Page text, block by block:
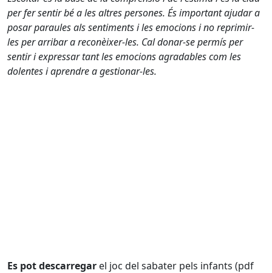
per fer sentir bé a les altres persones. És important ajudar a
posar paraules als sentiments i les emocions i no reprimir-
les per arribar a reconèixer-les. Cal donar-se permís per
sentir i expressar tant les emocions agradables com les
dolentes i aprendre a gestionar-les.
Es pot descarregar el joc del sabater pels infants (pdf